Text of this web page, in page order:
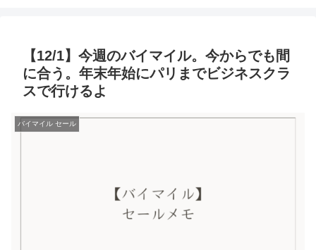
【12/1】今週のバイマイル。今からでも間
に合う。年末年始にパリまでビジネスクラ
スで行けるよ
バイマイル セール